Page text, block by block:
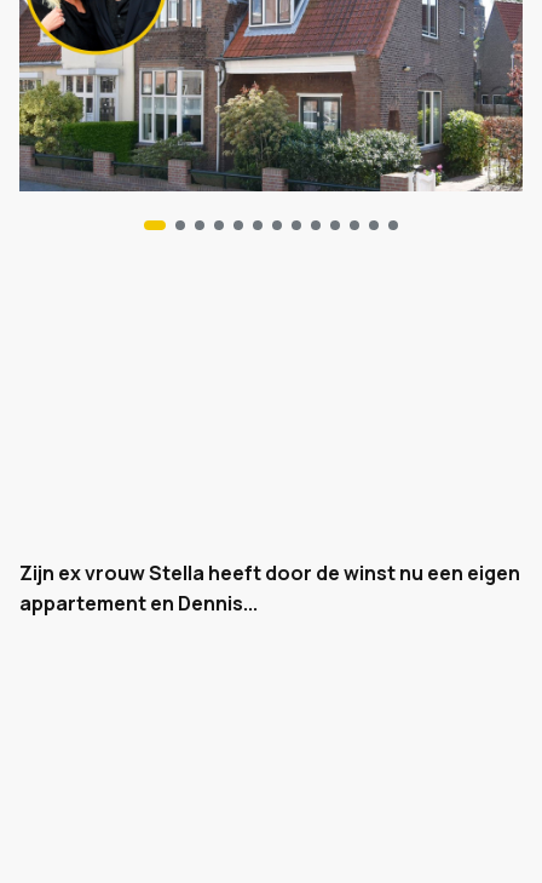
Zijn ex vrouw Stella heeft door de winst nu een eigen
appartement en Dennis...